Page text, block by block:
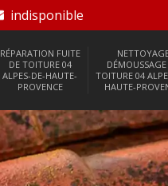
indisponible
RÉPARATION FUITE
DE TOITURE 04
ALPES-DE-HAUTE-
PROVENCE
DÉMOUSSAGE
TOITURE 04
HAUTE-